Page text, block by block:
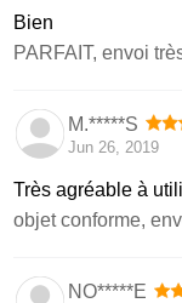
Bien
PARFAIT, envoi
M.*****S
Jun 26, 2019
Très agréable à
objet conforme,
NO*****E